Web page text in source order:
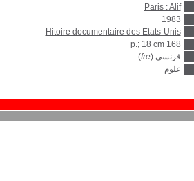
Paris : Alif
1983
Hitoire documentaire des Etats-Unis
168 p.; 18 cm
فرنسي (fre
)
علوم